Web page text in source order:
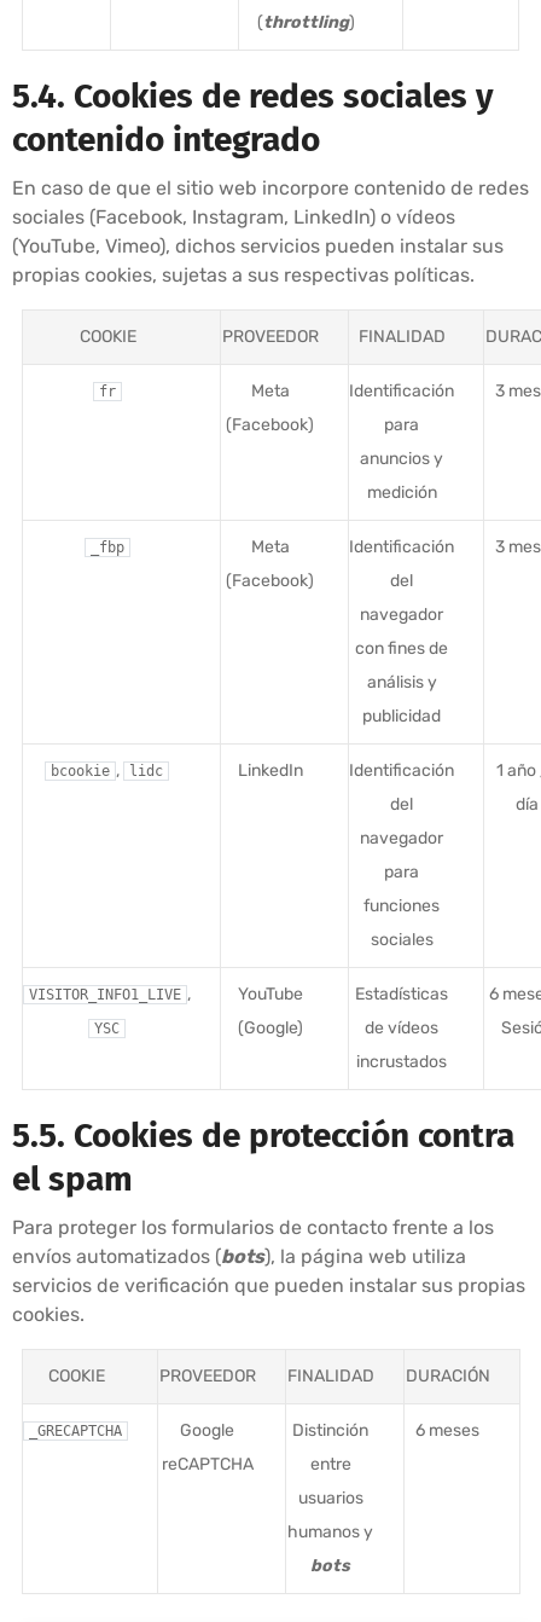
(throttling)
5.4. Cookies de redes sociales y
contenido integrado
En caso de que el sitio web incorpore contenido de redes
sociales (Facebook, Instagram, LinkedIn) o vídeos
(YouTube, Vimeo), dichos servicios pueden instalar sus
propias cookies, sujetas a sus respectivas políticas.
COOKIE PROVEEDOR FINALIDAD
fr
Meta
(Facebook)
Identificación
para
anuncios y
medición
3
_fbp
Meta
(Facebook)
Identificación
del
navegador
con fines de
análisis y
publicidad
3
bcookie , lidc LinkedIn
Identificación
del
navegador
para
funciones
sociales
1 año
día
VISITOR_INFO1_LIVE ,
YSC
YouTube
(Google)
Estadísticas
de vídeos
incrustados
6
5.5. Cookies de protección contra
el spam
Para proteger los formularios de contacto frente a los
envíos automatizados (bots), la página web utiliza
servicios de verificación que pueden instalar sus propias
cookies.
COOKIE PROVEEDOR FINALIDAD DURACIÓN
_GRECAPTCHA
Google
reCAPTCHA
Distinción
entre
usuarios
humanos y
bots
6 meses